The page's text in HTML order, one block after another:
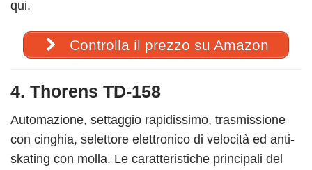
qui.
Controlla il prezzo su Amazon
4. Thorens TD-158
Automazione, settaggio rapidissimo, trasmissione
con cinghia, selettore elettronico di velocità ed anti-
skating con molla. Le caratteristiche principali del